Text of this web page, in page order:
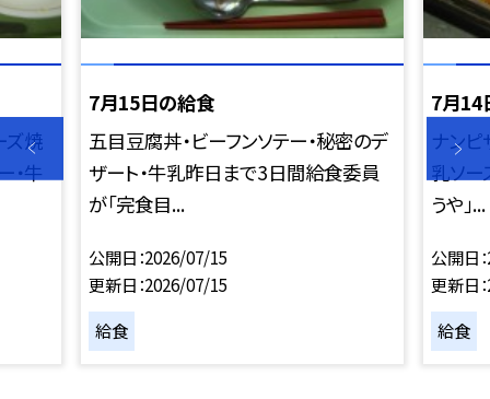
ズ焼
・牛
7月15日の給食
五目豆腐丼・ビーフンソテー・秘密のデ
ザート・牛乳昨日まで3日間給食委員
が「完食目...
公開日 2026/07/15
更新日 2026/07/15
給食
7月14
ナンピ
乳ソー
うや」...
公開日
更新日
給食